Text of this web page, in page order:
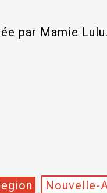
par Mamie Lulu.
Nouvelle-